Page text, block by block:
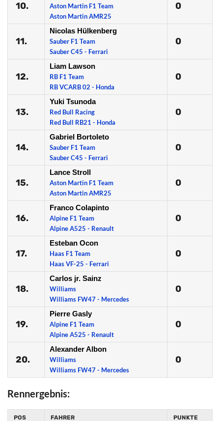
10.
Aston Martin F1 Team
Aston Martin AMR25
0
11.
Nicolas Hülkenberg
Sauber F1 Team
Sauber C45 - Ferrari
0
12.
Liam Lawson
RB F1 Team
RB VCARB 02 - Honda
0
13.
Yuki Tsunoda
Red Bull Racing
Red Bull RB21 - Honda
0
14.
Gabriel Bortoleto
Sauber F1 Team
Sauber C45 - Ferrari
0
15.
Lance Stroll
Aston Martin F1 Team
Aston Martin AMR25
0
16.
Franco Colapinto
Alpine F1 Team
Alpine A525 - Renault
0
17.
Esteban Ocon
Haas F1 Team
Haas VF-25 - Ferrari
0
18.
Carlos jr. Sainz
Williams
Williams FW47 - Mercedes
0
19.
Pierre Gasly
Alpine F1 Team
Alpine A525 - Renault
0
20.
Alexander Albon
Williams
Williams FW47 - Mercedes
0
Rennergebnis:
POS FAHRER PUNKTE